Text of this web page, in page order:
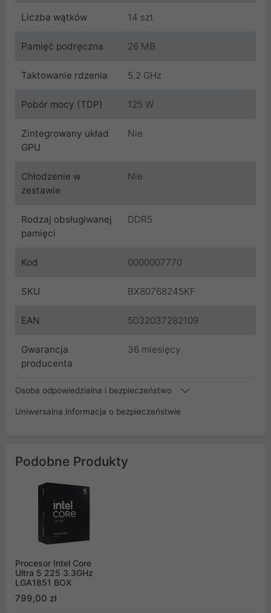
Liczba wątków 14 szt
Pamięć podręczna 26 MB
Taktowanie rdzenia 5.2 GHz
Pobór mocy (TDP) 125 W
Zintegrowany układ
GPU
Nie
Chłodzenie w
zestawie
Nie
Rodzaj obsługiwanej
pamięci
DDR5
Kod 0000007770
SKU BX80768245KF
EAN 5032037282109
Gwarancja
producenta
36 miesięcy
Osoba odpowiedzialna i bezpieczeństwo
Uniwersalna informacja o bezpieczeństwie
Podobne Produkty
Procesor Intel Core
Ultra 5 225 3.3GHz
LGA1851 BOX
799,00 zł